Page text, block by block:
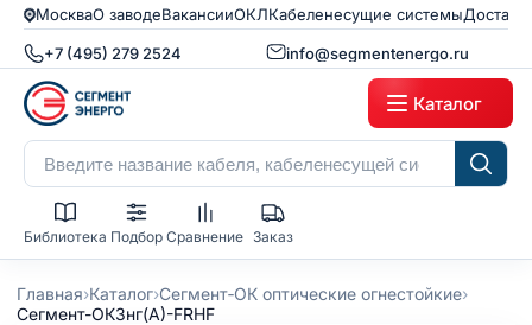
МоскваО заводеВакансииОКЛКабеленесущие системы
+7 (495) 279 2524 info@segmentenergo.ru
Каталог
Библиотека Подбор Сравнение Заказ
Главная›Каталог›Сегмент‑ОК оптические огнестойкие›
Сегмент-ОКЗнг(А)-FRHF